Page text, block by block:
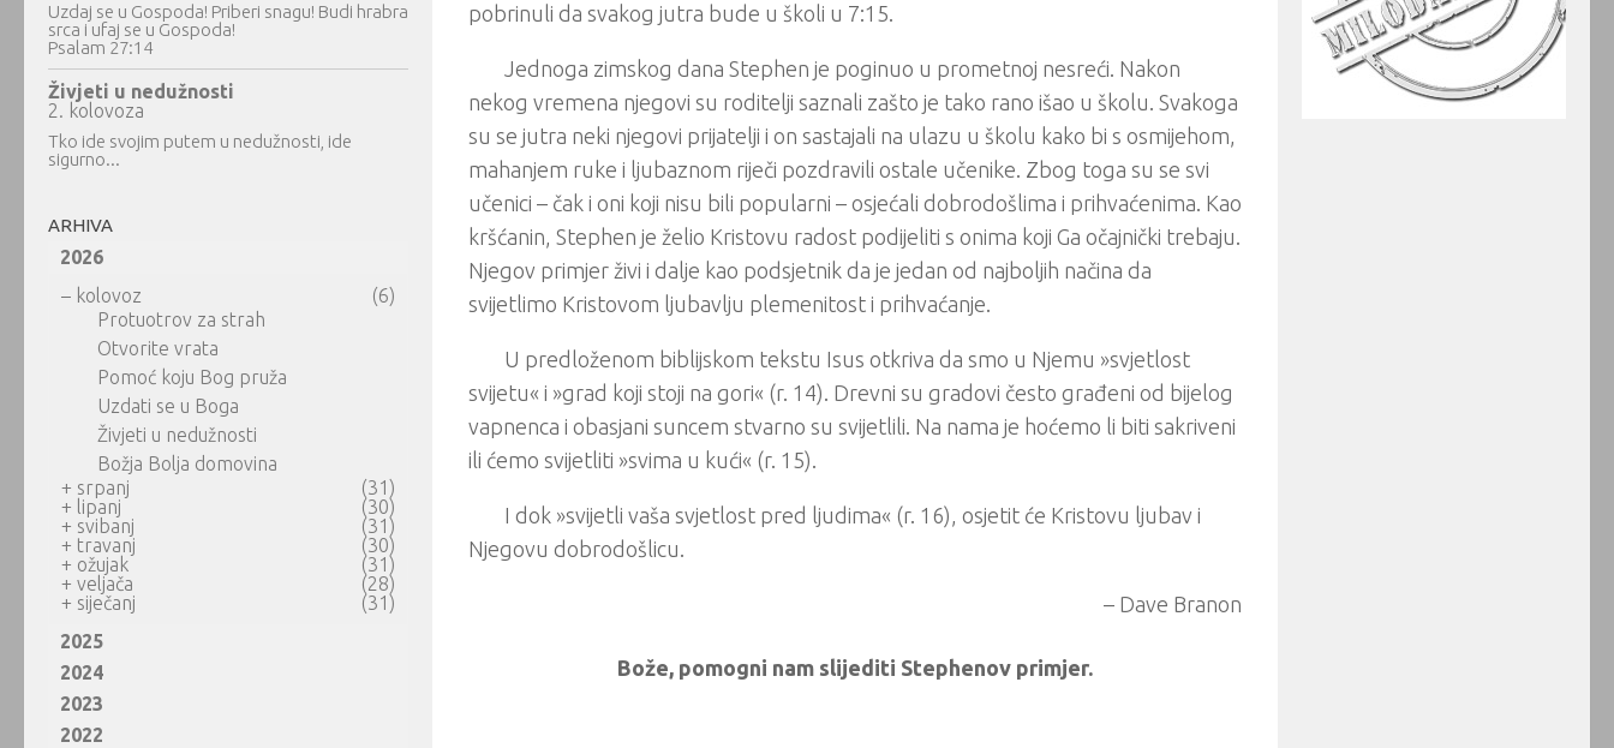
pobrinuli da svakog jutra bude u školi u 7:15.
Jednoga zimskog dana Stephen je poginuo u prometnoj nesreći. Nakon
nekog vremena njegovi su roditelji saznali zašto je tako rano išao u školu. Svakoga
su se jutra neki njegovi prijatelji i on sastajali na ulazu u školu kako bi s osmijehom,
mahanjem ruke i ljubaznom riječi pozdravili ostale učenike. Zbog toga su se svi
učenici – čak i oni koji nisu bili popularni – osjećali dobrodošlima i prihvaćenima. Kao
kršćanin, Stephen je želio Kristovu radost podijeliti s onima koji Ga očajnički trebaju.
Njegov primjer živi i dalje kao podsjetnik da je jedan od najboljih načina da
svijetlimo Kristovom ljubavlju plemenitost i prihvaćanje.
U predloženom biblijskom tekstu Isus otkriva da smo u Njemu »svjetlost
svijetu« i »grad koji stoji na gori« (r. 14). Drevni su gradovi često građeni od bijelog
vapnenca i obasjani suncem stvarno su svijetlili. Na nama je hoćemo li biti sakriveni
ili ćemo svijetliti »svima u kući« (r. 15).
I dok »svijetli vaša svjetlost pred ljudima« (r. 16), osjetit će Kristovu ljubav i
Njegovu dobrodošlicu.
– Dave Branon
Bože, pomogni nam slijediti Stephenov primjer.
Uzdaj se u Gospoda! Priberi snagu! Budi hrabra
srca i ufaj se u Gospoda!
Psalam 27:14
Živjeti u nedužnosti
2. kolovoza
Tko ide svojim putem u nedužnosti, ide
sigurno...
ARHIVA
2026
– kolovoz
(6)
Protuotrov za strah
Otvorite vrata
Pomoć koju Bog pruža
Uzdati se u Boga
Živjeti u nedužnosti
Božja Bolja domovina
+ srpanj
(31)
+ lipanj
(30)
+ svibanj
(31)
+ travanj
(30)
+ ožujak
(31)
+ veljača
(28)
+ siječanj
(31)
2025
2024
2023
2022